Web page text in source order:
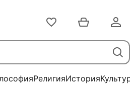
РелигияИсторияКультура